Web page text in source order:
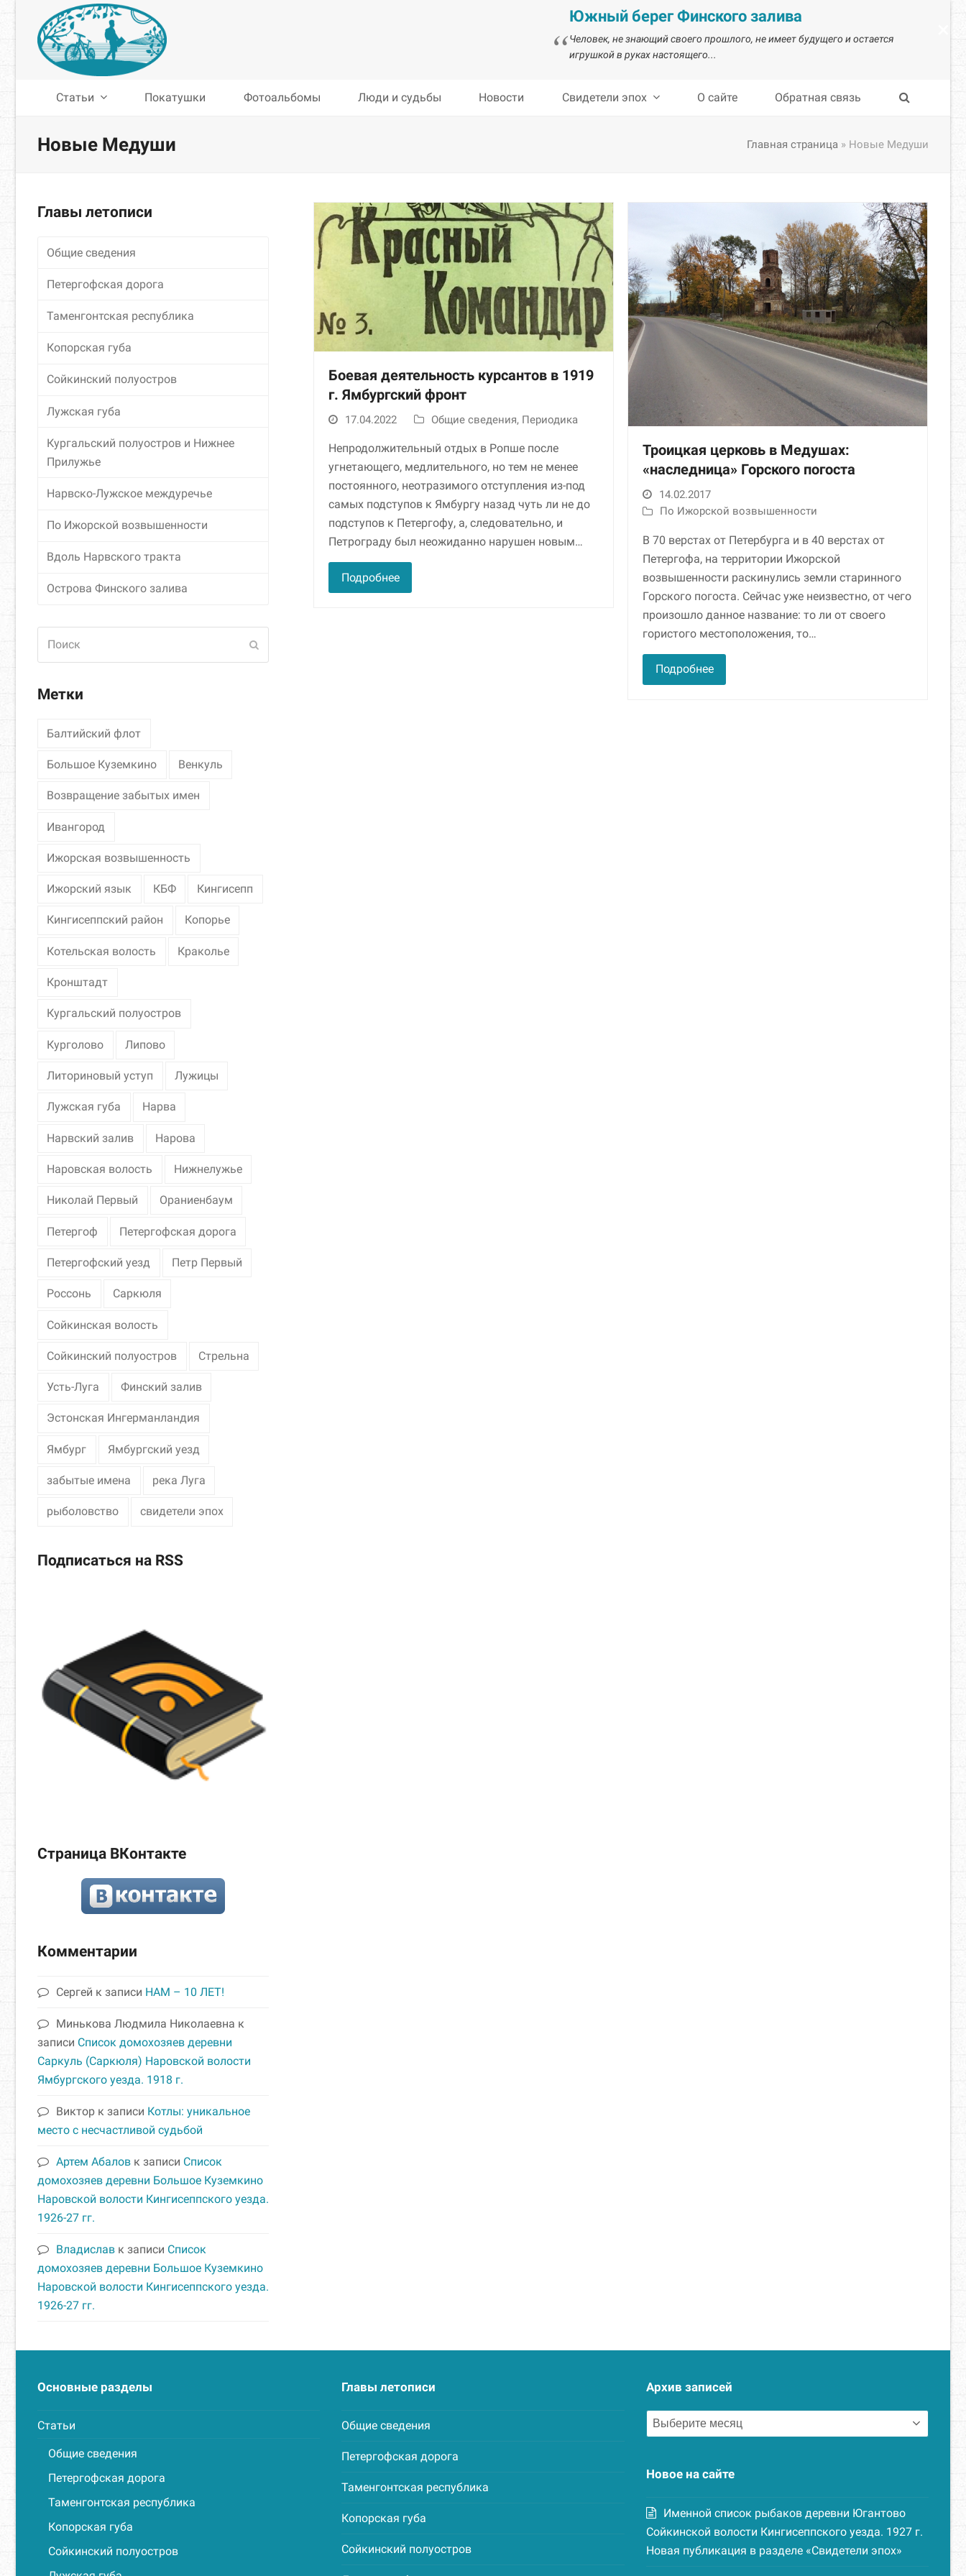
Южный берег Финского залива
Человек, не знающий своего прошлого, не имеет будущего и остается
игрушкой в руках настоящего...
Статьи Покатушки Фотоальбомы Люди и судьбы Новости Свидетели эпох О сайте Обратная связь
Новые Медуши Главная страница » Новые Медуши
Боевая деятельность курсантов в 1919
г. Ямбургский фронт
17.04.2022 Общие сведения, Периодика
Непродолжительный отдых в Ропше после
угнета­ющего, медлительного, но тем не менее
постоянного, неотразимого отступления из-под
самых подступов к Ямбургу назад чуть ли не до
подступов к Петергофу, а, следовательно, и
Петрограду был неожиданно нару­шен новым…
Подробнее
Троицкая церковь в Медушах:
«наследница» Горского погоста
14.02.2017
По Ижорской возвышенности
В 70 верстах от Петербурга и в 40 верстах от
Петергофа, на территории Ижорской
возвышенности раскинулись земли старинного
Горского погоста. Сейчас уже неизвестно, от чего
произошло данное название: то ли от своего
гористого местоположения, то…
Подробнее
Главы летописи
Общие сведения
Петергофская дорога
Таменгонтская республика
Копорская губа
Сойкинский полуостров
Лужская губа
Кургальский полуостров и Нижнее
Прилужье
Нарвско-Лужское междуречье
По Ижорской возвышенности
Вдоль Нарвского тракта
Острова Финского залива
Метки
Балтийский флот
Большое Куземкино Венкуль
Возвращение забытых имен
Ивангород
Ижорская возвышенность
Ижорский язык КБФ Кингисепп
Кингисеппский район Копорье
Котельская волость Краколье
Кронштадт
Кургальский полуостров
Курголово Липово
Литориновый уступ Лужицы
Лужская губа Нарва
Нарвский залив Нарова
Наровская волость Нижнелужье
Николай Первый Ораниенбаум
Петергоф Петергофская дорога
Петергофский уезд Петр Первый
Россонь Саркюля
Сойкинская волость
Сойкинский полуостров Стрельна
Усть-Луга Финский залив
Эстонская Ингерманландия
Ямбург Ямбургский уезд
забытые имена река Луга
рыболовство свидетели эпох
Подписаться на RSS
Страница ВКонтакте
Комментарии
Сергей к записи НАМ – 10 ЛЕТ!
Минькова Людмила Николаевна к
записи Список домохозяев деревни
Саркуль (Саркюля) Наровской волости
Ямбургского уезда. 1918 г.
Виктор к записи Котлы: уникальное
место с несчастливой судьбой
Артем Абалов к записи Список
домохозяев деревни Большое Куземкино
Наровской волости Кингисеппского уезда.
1926-27 гг.
Владислав к записи Список
домохозяев деревни Большое Куземкино
Наровской волости Кингисеппского уезда.
1926-27 гг.
Основные разделы
Статьи
Общие сведения
Петергофская дорога
Таменгонтская республика
Копорская губа
Сойкинский полуостров
Главы летописи
Общие сведения
Петергофская дорога
Таменгонтская республика
Копорская губа
Сойкинский полуостров
Архив записей
Архив
записей
Новое на сайте
Именной список рыбаков деревни Югантово
Сойкинской волости Кингисеппского уезда. 1927 г.
Новая публикация в разделе «Свидетели эпох»
Использование
этих файлов cookie
обязательно. Они
функционирования